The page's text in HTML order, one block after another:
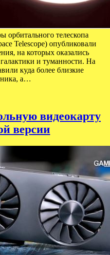
телескопа
Telescope) опубликовали
на которых оказались
и туманности. На
куда более близкие
а…
видеокарту
версии